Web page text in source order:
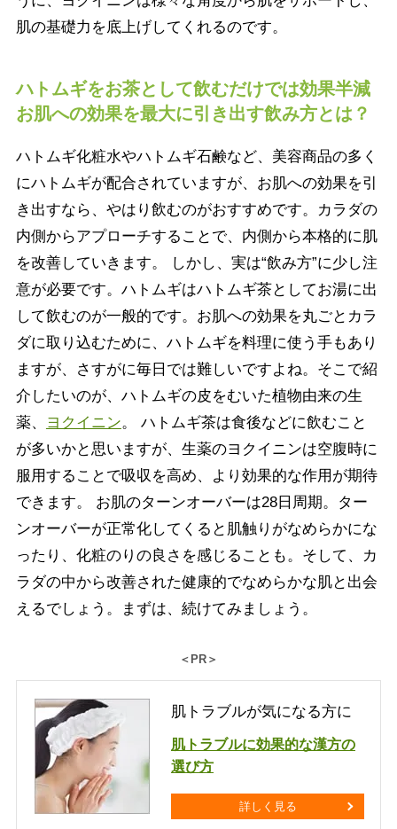
肌の基礎力を底上げしてくれるのです。
ハトムギをお茶として飲むだけでは効果半減
お肌への効果を最大に引き出す飲み方とは？
ハトムギ化粧水やハトムギ石鹸など、美容商品の多く
にハトムギが配合されていますが、お肌への効果を引
き出すなら、やはり飲むのがおすすめです。カラダの
内側からアプローチすることで、内側から本格的に肌
を改善していきます。 しかし、実は“飲み方”に少し注
意が必要です。ハトムギはハトムギ茶としてお湯に出
して飲むのが一般的です。お肌への効果を丸ごとカラ
ダに取り込むために、ハトムギを料理に使う手もあり
ますが、さすがに毎日では難しいですよね。そこで紹
介したいのが、ハトムギの皮をむいた植物由来の生
薬、
ヨクイニン。 ハトムギ茶は食後などに飲むこと
が多いかと思いますが、生薬のヨクイニンは空腹時に
服用することで吸収を高め、より効果的な作用が期待
できます。 お肌のターンオーバーは28日周期。ター
ンオーバーが正常化してくると肌触りがなめらかにな
ったり、化粧のりの良さを感じることも。そして、カ
ラダの中から改善された健康的でなめらかな肌と出会
えるでしょう。まずは、続けてみましょう。
＜PR＞
肌トラブルが気になる方に
肌トラブルに効果的な漢方の
選び方
詳しく見る